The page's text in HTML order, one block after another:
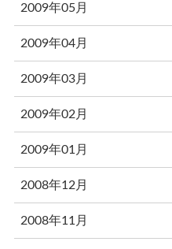
2009年05月
2009年04月
2009年03月
2009年02月
2009年01月
2008年12月
2008年11月